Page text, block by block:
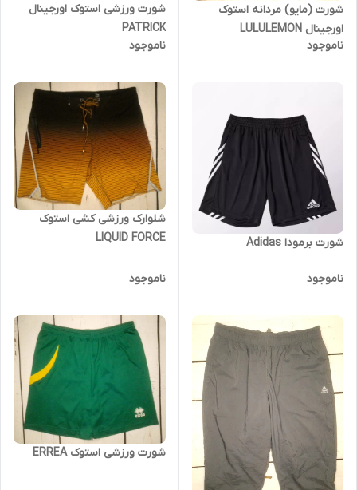
شورت (مایو) مردانه استوک
اورجینال LULULEMON
ناموجود
شورت ورزشی استوک اورجینال
PATRICK
ناموجود
شورت برمودا Adidas
ناموجود
شلوارک ورزشی کشی استوک
LIQUID FORCE
ناموجود
شورت ورزشی استوک ERREA